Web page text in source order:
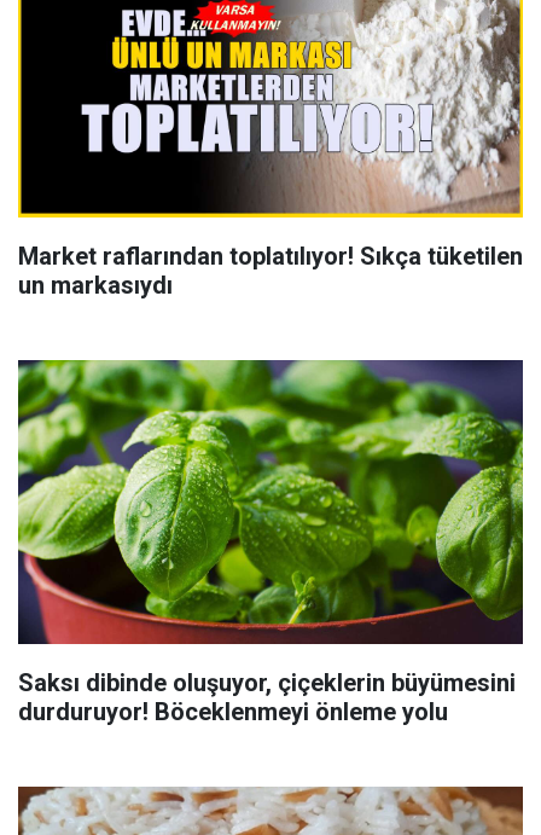
Market raflarından toplatılıyor! Sıkça tüketilen
un markasıydı
Saksı dibinde oluşuyor, çiçeklerin büyümesini
durduruyor! Böceklenmeyi önleme yolu